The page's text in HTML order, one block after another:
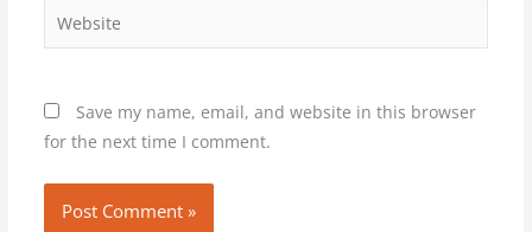
Website
Save my name, email, and website in this browser
for the next time I comment.